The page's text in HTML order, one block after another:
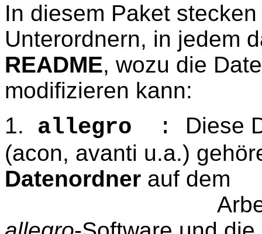
In diesem Paket
Unterordnern, in jedem
README, wozu die
modifizieren kann:
1.
allegro : Diese
(acon, avanti u.a.)
Datenordner auf dem